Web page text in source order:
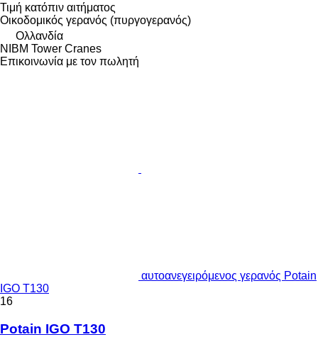
Τιμή κατόπιν αιτήματος
Οικοδομικός γερανός (πυργογερανός)
Ολλανδία
NIBM Tower Cranes
Επικοινωνία με τον πωλητή
αυτοανεγειρόμενος γερανός Potain
IGO T130
16
Potain IGO T130